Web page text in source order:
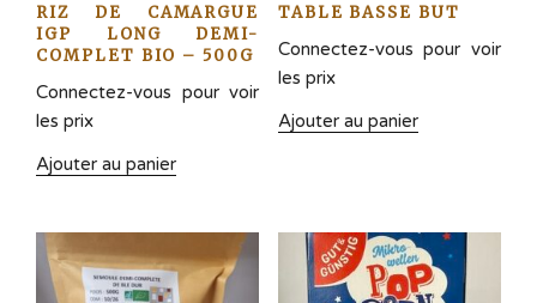
RIZ DE CAMARGUE
IGP LONG DEMI-
COMPLET BIO – 500G
Connectez-vous pour voir
les prix
Ajouter au panier
TABLE BASSE BUT
Connectez-vous pour voir
les prix
Ajouter au panier